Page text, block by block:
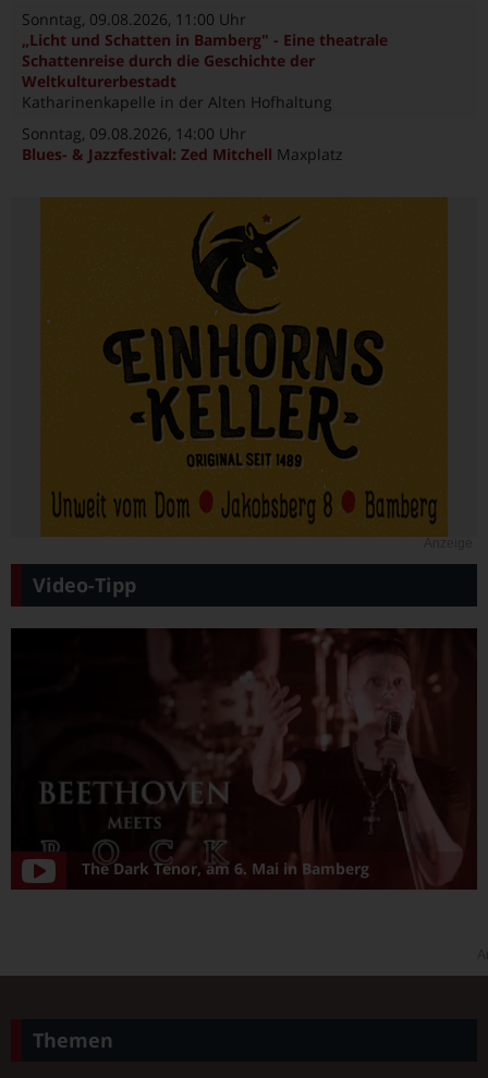
Sonntag, 09.08.2026, 11:00 Uhr
„Licht und Schatten in Bamberg" - Eine theatrale
Schattenreise durch die Geschichte der
Weltkulturerbestadt
Katharinenkapelle in der Alten Hofhaltung
Sonntag, 09.08.2026, 14:00 Uhr
Blues- & Jazzfestival: Zed Mitchell Maxplatz
Video-Tipp
The Dark Tenor, am 6. Mai in Bamberg
Themen